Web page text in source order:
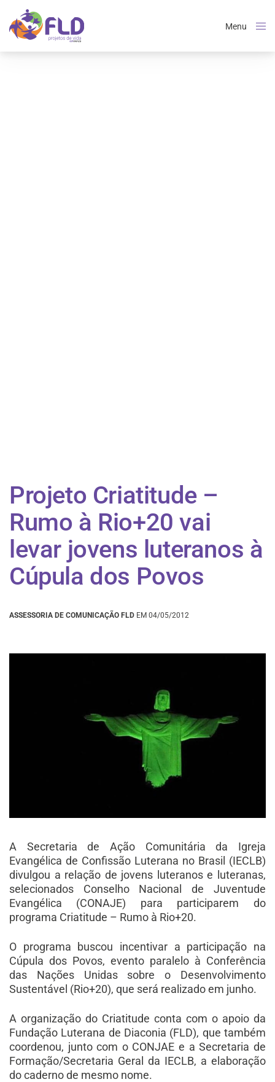
Menu
Projeto Criatitude –
Rumo à Rio+20 vai
levar jovens luteranos à
Cúpula dos Povos
ASSESSORIA DE COMUNICAÇÃO FLD EM 04/05/2012
A Secretaria de Ação Comunitária da Igreja
Evangélica de Confissão Luterana no Brasil (IECLB)
divulgou a relação de jovens luteranos e luteranas,
selecionados Conselho Nacional de Juventude
Evangélica (CONAJE) para participarem do
programa Criatitude – Rumo à Rio+20.
O programa buscou incentivar a participação na
Cúpula dos Povos, evento paralelo à Conferência
das Nações Unidas sobre o Desenvolvimento
Sustentável (Rio+20), que será realizado em junho.
A organização do Criatitude conta com o apoio da
Fundação Luterana de Diaconia (FLD), que também
coordenou, junto com o CONJAE e a Secretaria de
Formação/Secretaria Geral da IECLB, a elaboração
do caderno de mesmo nome.